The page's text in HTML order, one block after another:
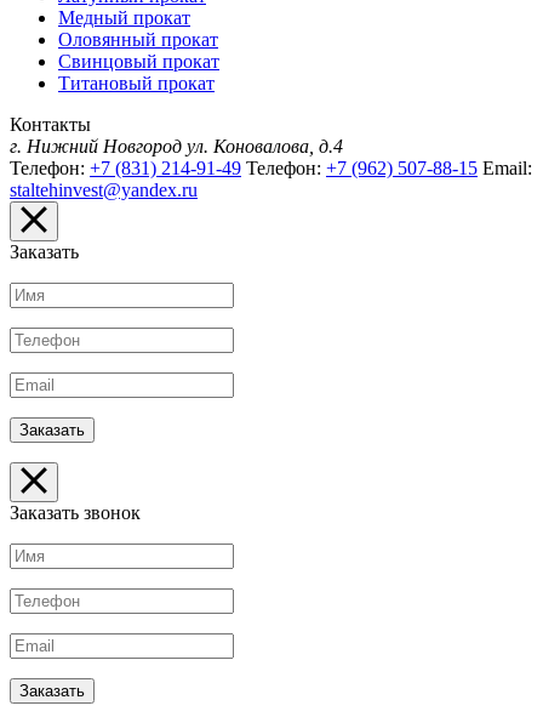
Медный прокат
Оловянный прокат
Свинцовый прокат
Титановый прокат
Контакты
г. Нижний Новгород ул. Коновалова, д.4
Телефон: +7 (831) 214-91-49 Телефон: +7 (962) 507-88-15 Email:
staltehinvest@yandex.ru
Заказать
Заказать звонок